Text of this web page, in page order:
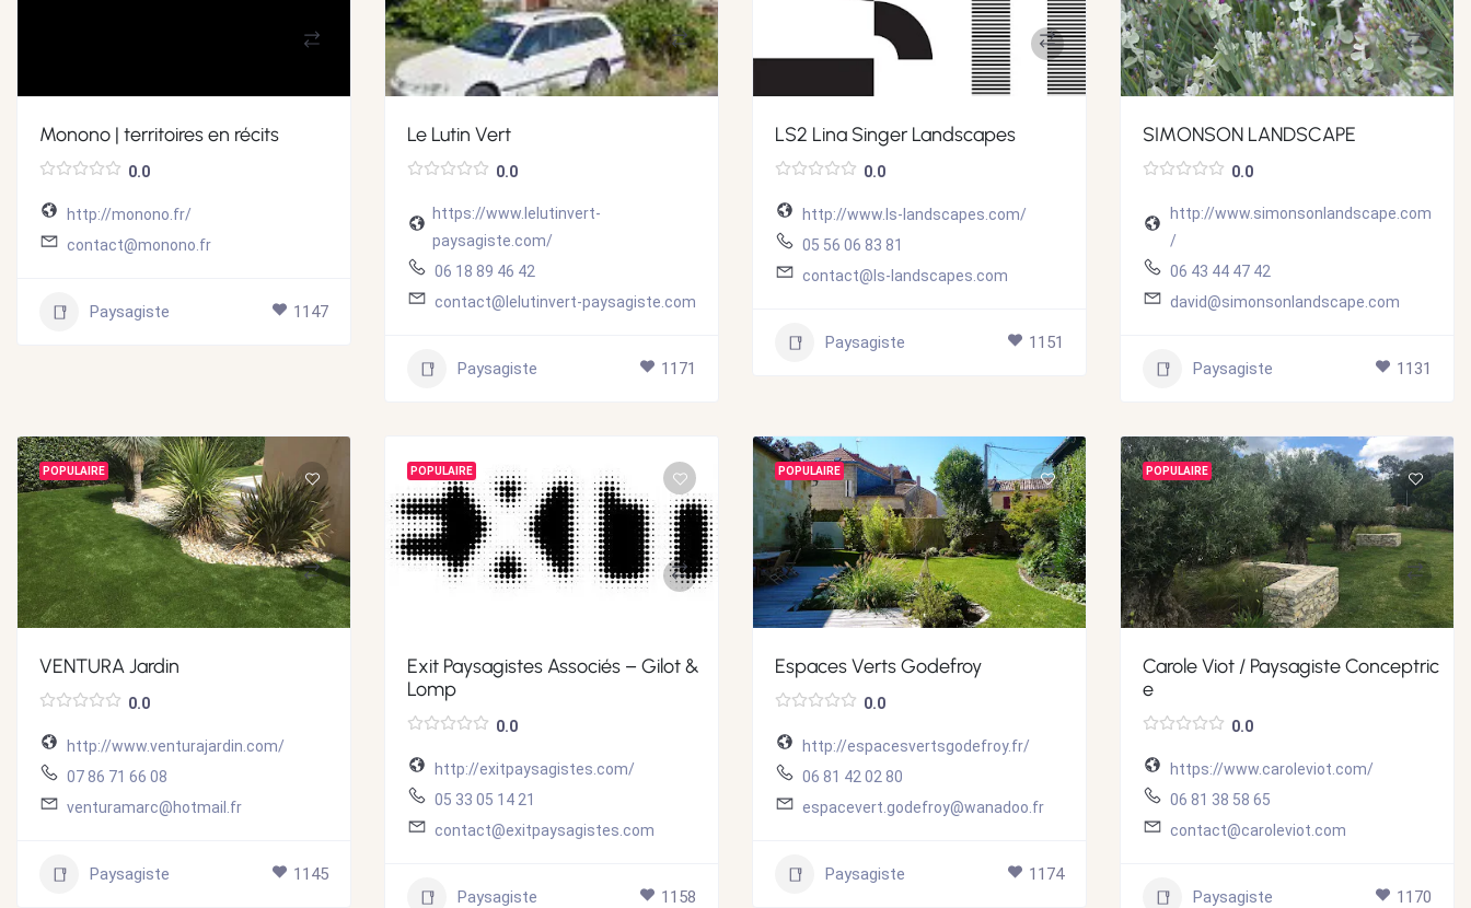
Monono | territoires en récits
0.0
http://monono.fr/
contact@monono.fr
Paysagiste 1147
Le Lutin Vert
0.0
https://www.lelutinvert-
paysagiste.com/
06 18 89 46 42
contact@lelutinvert-paysagiste.com
Paysagiste 1171
LS2 Lina Singer Landscapes
0.0
http://www.ls-landscapes.com/
05 56 06 83 81
contact@ls-landscapes.com
Paysagiste 1151
SIMONSON LANDSCAPE
0.0
http://www.simonsonlandscape.com
/
06 43 44 47 42
david@simonsonlandscape.com
Paysagiste 1131
POPULAIRE
VENTURA Jardin
0.0
http://www.venturajardin.com/
07 86 71 66 08
venturamarc@hotmail.fr
Paysagiste 1145
POPULAIRE
Exit Paysagistes Associés – Gilot &
Lomp
0.0
http://exitpaysagistes.com/
05 33 05 14 21
contact@exitpaysagistes.com
Paysagiste 1158
POPULAIRE
Espaces Verts Godefroy
0.0
http://espacesvertsgodefroy.fr/
06 81 42 02 80
espacevert.godefroy@wanadoo.fr
Paysagiste 1174
POPULAIRE
Carole Viot / Paysagiste Conceptric
e
0.0
https://www.caroleviot.com/
06 81 38 58 65
contact@caroleviot.com
Paysagiste 1170